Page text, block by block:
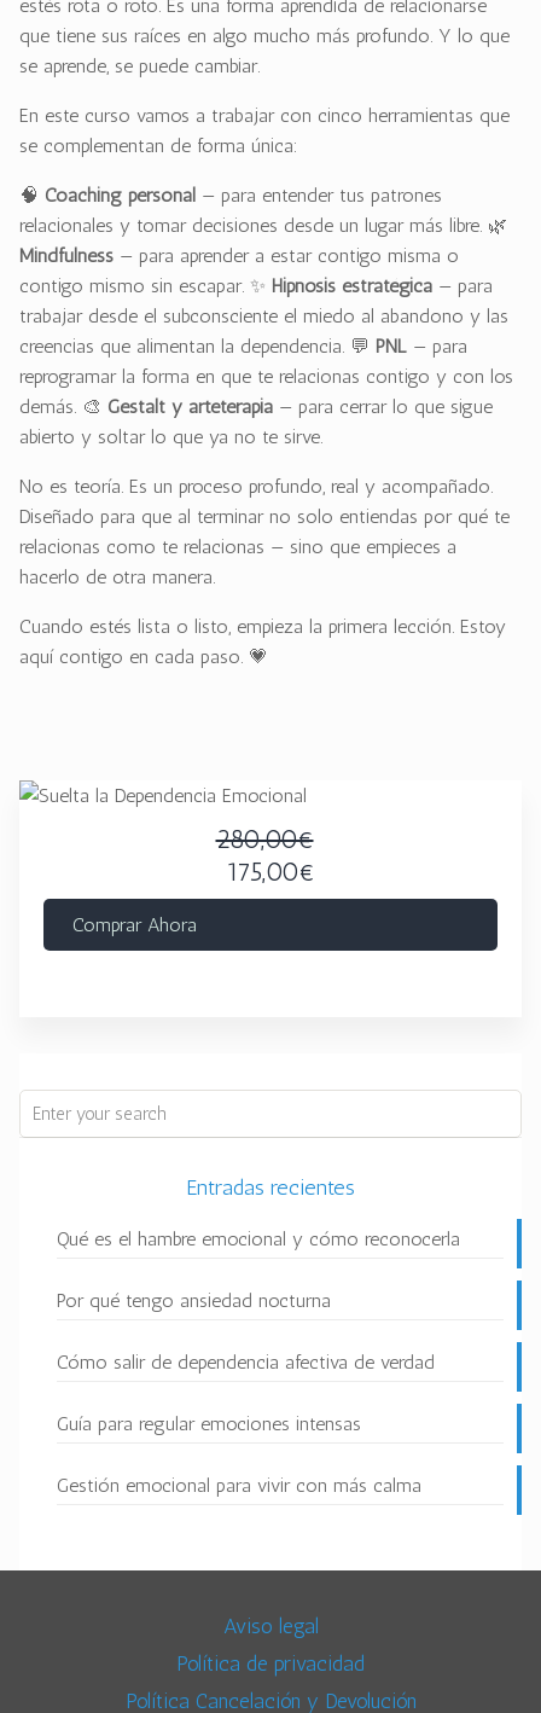
estés rota o roto. Es una forma aprendida de relacionarse
que tiene sus raíces en algo mucho más profundo. Y lo que
se aprende, se puede cambiar.
En este curso vamos a trabajar con cinco herramientas que
se complementan de forma única:
🧠 Coaching personal — para entender tus patrones
relacionales y tomar decisiones desde un lugar más libre. 🌿
Mindfulness — para aprender a estar contigo misma o
contigo mismo sin escapar. ✨ Hipnosis estratégica — para
trabajar desde el subconsciente el miedo al abandono y las
creencias que alimentan la dependencia. 💬 PNL — para
reprogramar la forma en que te relacionas contigo y con los
demás. 🎨 Gestalt y arteterapia — para cerrar lo que sigue
abierto y soltar lo que ya no te sirve.
No es teoría. Es un proceso profundo, real y acompañado.
Diseñado para que al terminar no solo entiendas por qué te
relacionas como te relacionas — sino que empieces a
hacerlo de otra manera.
Cuando estés lista o listo, empieza la primera lección. Estoy
aquí contigo en cada paso. 💗
280,00€
175,00€
Comprar Ahora
Entradas recientes
Qué es el hambre emocional y cómo reconocerla
Por qué tengo ansiedad nocturna
Cómo salir de dependencia afectiva de verdad
Guía para regular emociones intensas
Gestión emocional para vivir con más calma
Aviso legal
Política de privacidad
Política Cancelación y Devolución